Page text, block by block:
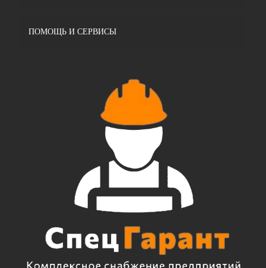
ПОМОЩЬ И СЕРВИСЫ